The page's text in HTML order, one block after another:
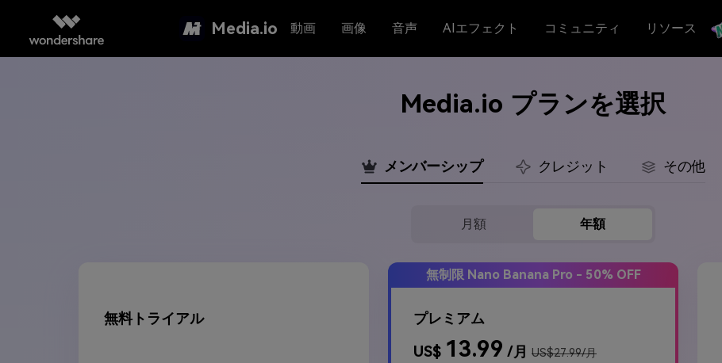
Media.io 動画 画像 音声 AIエフェクト コミュニティ リソース
Media.io プランを選択
メンバーシップ クレジット その他
月額 年額
無料トライアル
無制限 Nano Banana Pro - 50% OFF
プレミアム
US$ 13.99 /月 US$27.99/月